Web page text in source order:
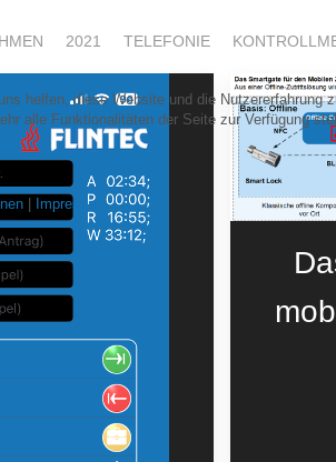
2021 TELEFONIE
helfen, diese Website und die
alle Funktionalitäten der Seite zur Verfügung
| Impressum